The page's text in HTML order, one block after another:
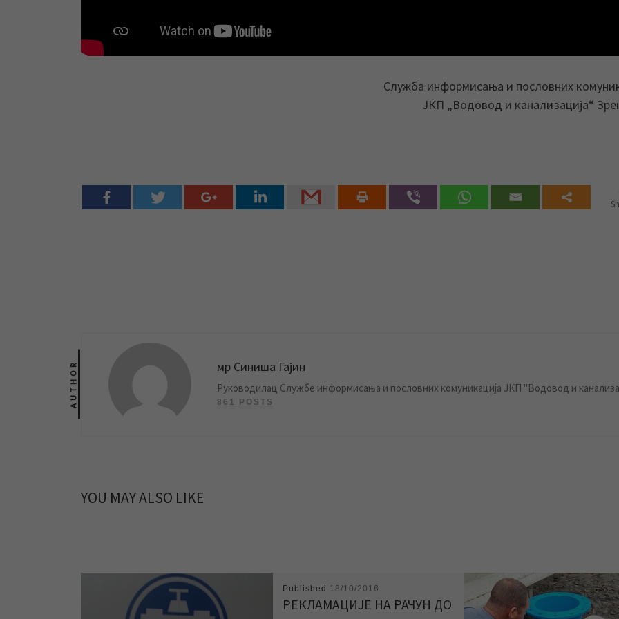
Служба информисања и пословних
ЈКП „Водовод и канализација“
AUTHOR мр Синиша Гајин
Руководилац Службе информисања и пословних комуникација ЈКП "Водовод и
861 POSTS
YOU MAY ALSO LIKE
Published 18/10/2016
РЕКЛАМАЦИЈЕ НА РАЧУН ДО